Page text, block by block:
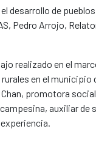
desarrollo de
Pedro Arrojo,
realizado en el
en el municipio
Chan, promotora
auxiliar